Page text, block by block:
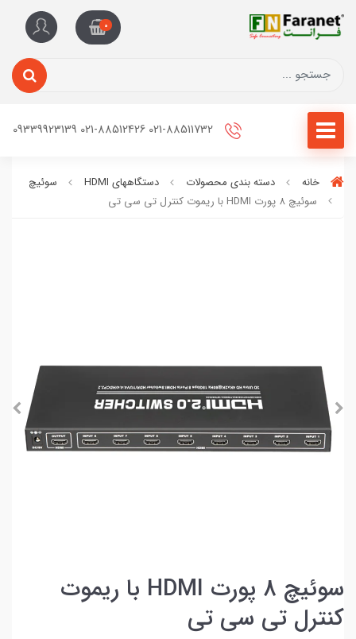
0
خانه دسته بندی محصولات دستگاههای HDMI
سوئیچ
سوئيچ 8 پورت HDMI با ریموت کنترل تی سی تی
سوئيچ 8 پورت HDMI با ریموت
کنترل تی سی تی